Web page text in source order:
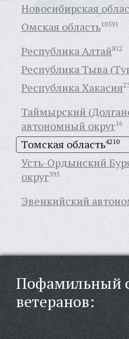
Новосибирская
Омская область10591
Республика Алтай812
Республика Тыва
Республика Хакасия
Таймырский
автономный округ16
Томская область4210
Усть-Ордынский
округ395
Эвенкийский
Пофамильный
ветеранов: